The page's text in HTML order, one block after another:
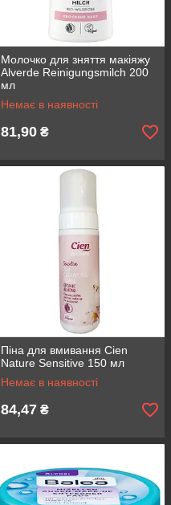
Молочко для зняття макіяжу
Alverde Reinigungsmilch 200
мл
Немає в наявності
81,90 ₴
Піна для вмивання Cien
Nature Sensitive 150 мл
Немає в наявності
84,47 ₴